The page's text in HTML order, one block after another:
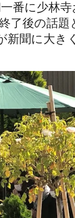
番に少林
了後の話
新聞に大